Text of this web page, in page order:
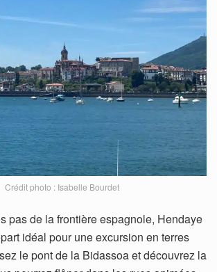
Crédit photo : Isabelle Bourdet
pas de la frontière espagnole, Hendaye
idéal pour une excursion en terres
le pont de la Bidassoa et découvrez la